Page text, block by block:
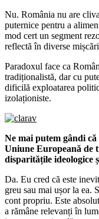
Nu. România nu are
puternice pentru a
mod cert un segment
reflectă în diverse
Paradoxul face ca
tradiționalistă, dar cu
dificilă exploatarea
izolaționiste.
Ne mai putem gândi
Uniune Europeană de
disparitățile ideologice
Da. Eu cred că este
greu sau mai ușor la ea.
cont propriu. Este
a rămâne relevanți în